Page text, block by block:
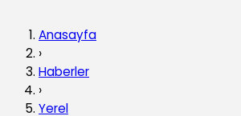
Anasayfa
›
Haberler
›
Yerel